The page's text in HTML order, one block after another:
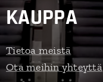
KAUPPA
Tietoa meistä
Ota meihin yhteyttä